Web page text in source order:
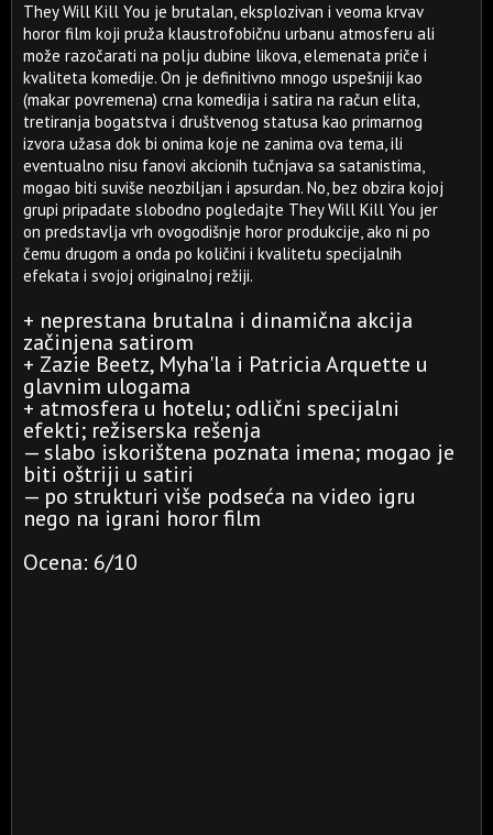
They Will Kill You je brutalan, eksplozivan i veoma krvav
horor film koji pruža klaustrofobičnu urbanu atmosferu ali
može razočarati na polju dubine likova, elemenata priče i
kvaliteta komedije. On je definitivno mnogo uspešniji kao
(makar povremena) crna komedija i satira na račun elita,
tretiranja bogatstva i društvenog statusa kao primarnog
izvora užasa dok bi onima koje ne zanima ova tema, ili
eventualno nisu fanovi akcionih tučnjava sa satanistima,
mogao biti suviše neozbiljan i apsurdan. No, bez obzira kojoj
grupi pripadate slobodno pogledajte They Will Kill You jer
on predstavlja vrh ovogodišnje horor produkcije, ako ni po
čemu drugom a onda po količini i kvalitetu specijalnih
efekata i svojoj originalnoj režiji.
+ neprestana brutalna i dinamična akcija
začinjena satirom
+ Zazie Beetz, Myha'la i Patricia Arquette u
glavnim ulogama
+ atmosfera u hotelu; odlični specijalni
efekti; režiserska rešenja
— slabo iskorištena poznata imena; mogao je
biti oštriji u satiri
— po strukturi više podseća na video igru
nego na igrani horor film
Ocena: 6/10